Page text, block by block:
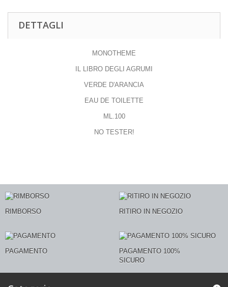
DETTAGLI
MONOTHEME
IL LIBRO DEGLI AGRUMI
VERDE D'ARANCIA
EAU DE TOILETTE
ML.100
NO TESTER!
RIMBORSO RITIRO IN NEGOZIO
PAGAMENTO
PAGAMENTO 100%
SICURO